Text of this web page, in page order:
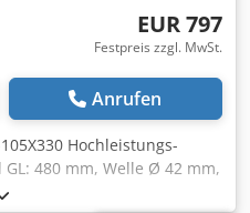
EUR 797
Festpreis zzgl. MwSt.
Anrufen
105X330 Hochleistungs-
480 mm, Welle Ø 42 mm,
auf 51,5 mm, innen Ø 36